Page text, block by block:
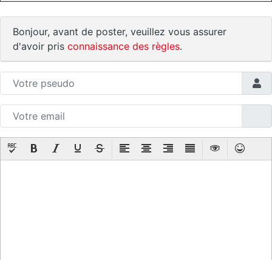
Bonjour, avant de poster, veuillez vous assurer
d'avoir pris connaissance des règles.